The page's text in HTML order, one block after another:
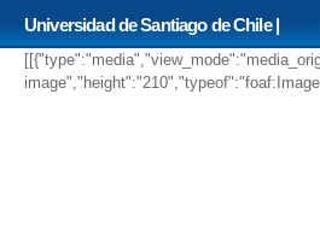
Universidad de Santiago de Chile |